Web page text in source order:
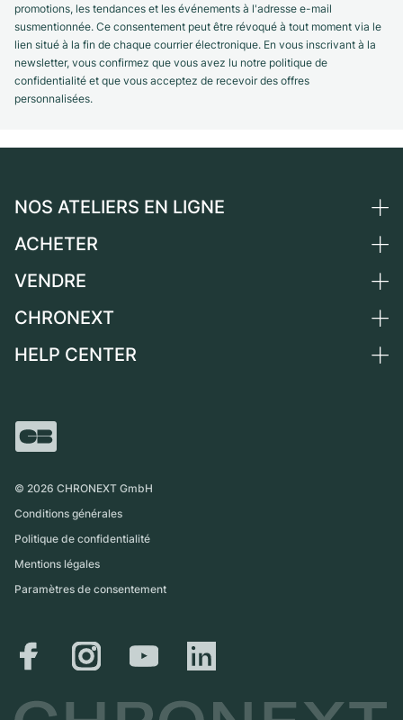
promotions, les tendances et les événements à l'adresse e-mail
susmentionnée. Ce consentement peut être révoqué à tout moment via le
lien situé à la fin de chaque courrier électronique. En vous inscrivant à la
newsletter, vous confirmez que vous avez lu notre politique de
confidentialité et que vous acceptez de recevoir des offres
personnalisées.
NOS ATELIERS EN LIGNE
Allemagne
Suisse
France
International
ACHETER
Toutes les montres de luxe
Independent Brands
VENDRE
Vendre une montre
CHRONEXT
Qui sommes-nous ?
Magazine
HELP CENTER
Retrait sur place
© 2026 CHRONEXT GmbH
Conditions générales
Politique de confidentialité
Mentions légales
Paramètres de consentement